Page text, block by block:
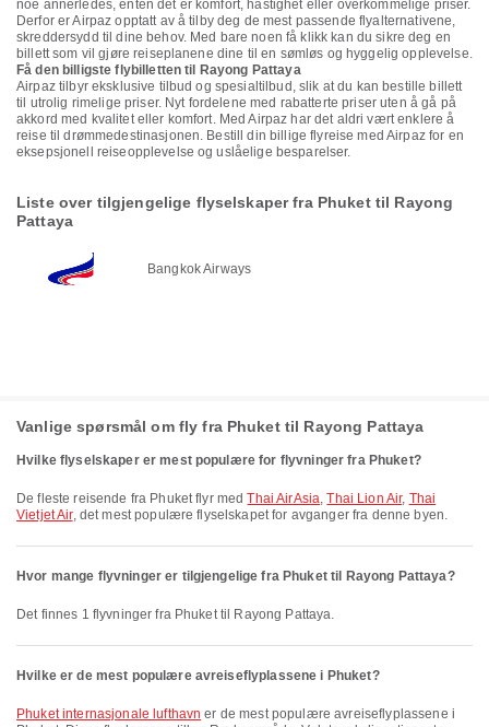
noe annerledes, enten det er komfort, hastighet eller overkommelige priser.
Derfor er Airpaz opptatt av å tilby deg de mest passende flyalternativene,
skreddersydd til dine behov. Med bare noen få klikk kan du sikre deg en
billett som vil gjøre reiseplanene dine til en sømløs og hyggelig opplevelse.
Få den billigste flybilletten til Rayong Pattaya
Airpaz tilbyr eksklusive tilbud og spesialtilbud, slik at du kan bestille billett
til utrolig rimelige priser. Nyt fordelene med rabatterte priser uten å gå på
akkord med kvalitet eller komfort. Med Airpaz har det aldri vært enklere å
reise til drømmedestinasjonen. Bestill din billige flyreise med Airpaz for en
eksepsjonell reiseopplevelse og uslåelige besparelser.
Liste over tilgjengelige flyselskaper fra Phuket til Rayong
Pattaya
Bangkok Airways
Vanlige spørsmål om fly fra Phuket til Rayong Pattaya
Hvilke flyselskaper er mest populære for flyvninger fra Phuket?
De fleste reisende fra Phuket flyr medThai AirAsia,Thai Lion Air, Thai
Vietjet Air, det mest populære flyselskapet for avganger fra denne byen.
Hvor mange flyvninger er tilgjengelige fra Phuket til Rayong Pattaya?
Det finnes 1 flyvninger fra Phuket til Rayong Pattaya.
Hvilke er de mest populære avreiseflyplassene i Phuket?
Phuket internasjonale lufthavn er de mest populære avreiseflyplassene i